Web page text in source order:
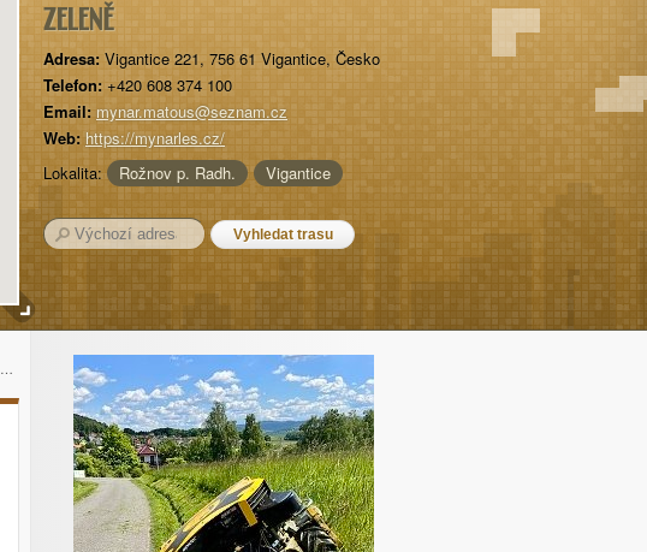
zeleně
Adresa: Vigantice 221, 756 61 Vigantice, Česko
Telefon: +420 608 374 100
Email: mynar.matous@seznam.cz
Web: https://mynarles.cz/
Lokalita: Rožnov p. Radh. Vigantice